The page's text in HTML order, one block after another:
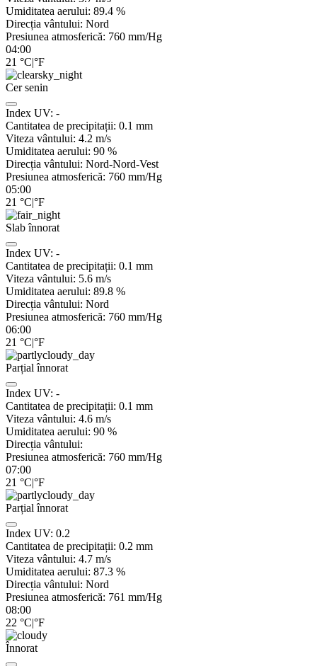
Umiditatea aerului: 89.4 %
Direcția vântului: Nord
Presiunea atmosferică: 760 mm/Hg
04:00
21 °C|°F
Cer senin
Index UV: -
Cantitatea de precipitații: 0.1 mm
Viteza vântului: 4.2 m/s
Umiditatea aerului: 90 %
Direcția vântului: Nord-Nord-Vest
Presiunea atmosferică: 760 mm/Hg
05:00
21 °C|°F
Slab înnorat
Index UV: -
Cantitatea de precipitații: 0.1 mm
Viteza vântului: 5.6 m/s
Umiditatea aerului: 89.8 %
Direcția vântului: Nord
Presiunea atmosferică: 760 mm/Hg
06:00
21 °C|°F
Parțial înnorat
Index UV: -
Cantitatea de precipitații: 0.1 mm
Viteza vântului: 4.6 m/s
Umiditatea aerului: 90 %
Direcția vântului:
Presiunea atmosferică: 760 mm/Hg
07:00
21 °C|°F
Parțial înnorat
Index UV: 0.2
Cantitatea de precipitații: 0.2 mm
Viteza vântului: 4.7 m/s
Umiditatea aerului: 87.3 %
Direcția vântului: Nord
Presiunea atmosferică: 761 mm/Hg
08:00
22 °C|°F
Înnorat